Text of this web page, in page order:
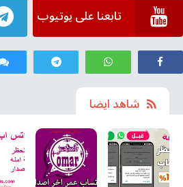
تابعنا على يوتيوب
شاهد ايضا